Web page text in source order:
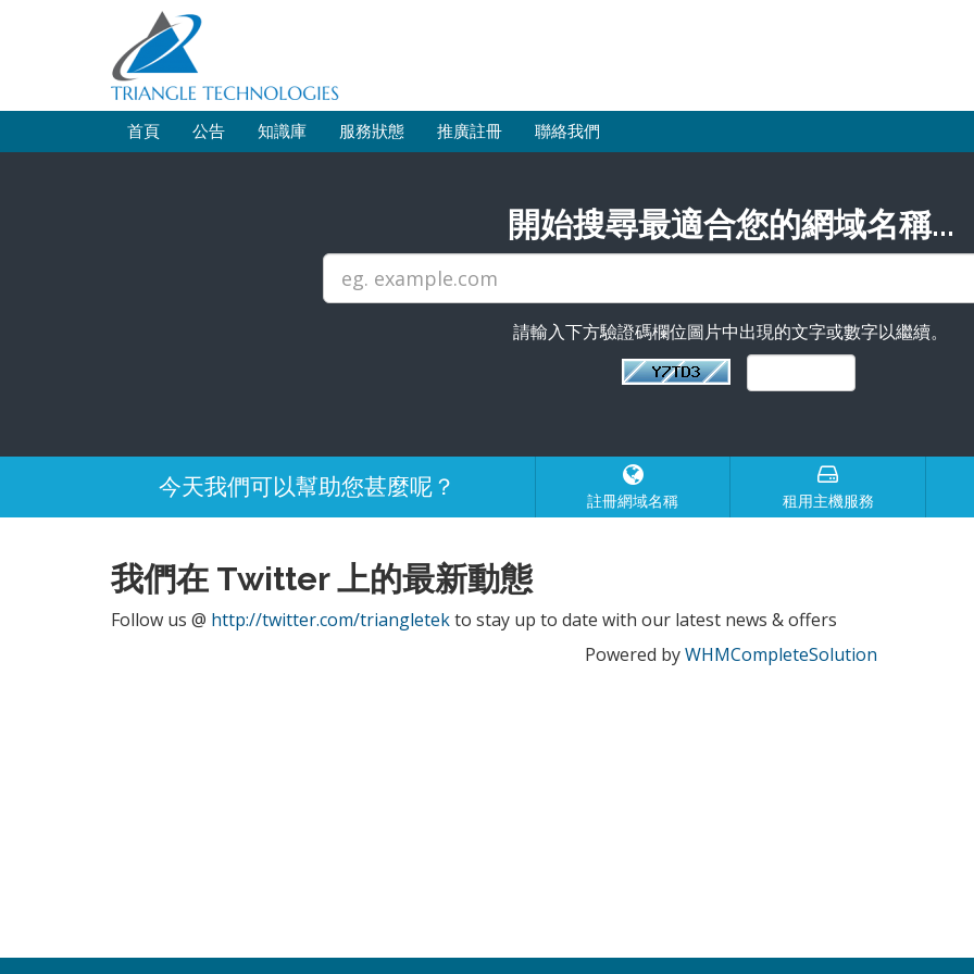
首頁 公告 知識庫 服務狀態 推廣註冊 聯絡我們
開始搜尋最適合您的網域名稱...
請輸入下方驗證碼欄位圖片中出現的文字或數字以繼續。
今天我們可以幫助您甚麼呢？ 註冊網域名稱 租用主機服務
我們在 Twitter 上的最新動態
Follow us @ http://twitter.com/triangletekto stay up to date with our latest news & offers
Powered byWHMCompleteSolution